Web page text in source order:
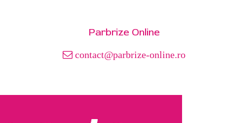
Parbrize Online
contact@parbrize-online.ro